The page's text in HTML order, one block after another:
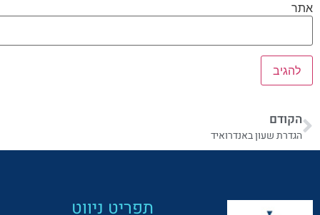
אתר
הקודם
הגדרת שעון באנדרואיד
תפריט ניווט